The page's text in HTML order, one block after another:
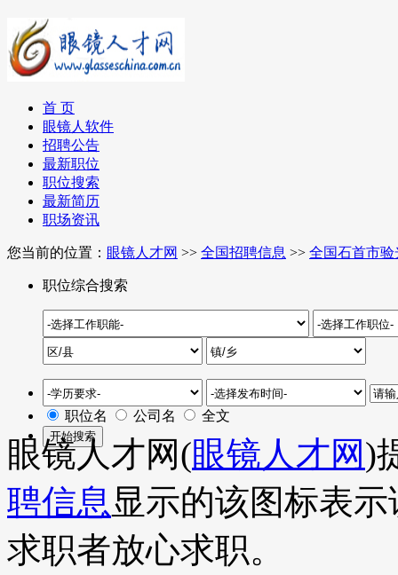
首 页
眼镜人软件
招聘公告
最新职位
职位搜索
最新简历
职场资讯
您当前的位置： 眼镜人才网 >> 全国招聘信息 >> 全国石首市
职位综合搜索
职位名 公司名 全文
眼镜人才网(眼镜人才网)
聘信息显示的该图标表
求职者放心求职。